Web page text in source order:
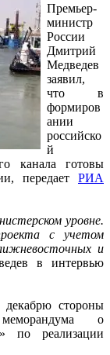
Премьер-
министр
России
Дмитрий
Медведев
заявил,
что в
формиров
ании
российско
й
канала готовы
передает РИА
уровне.
с учетом
и
в интервью
стороны
о
по реализации